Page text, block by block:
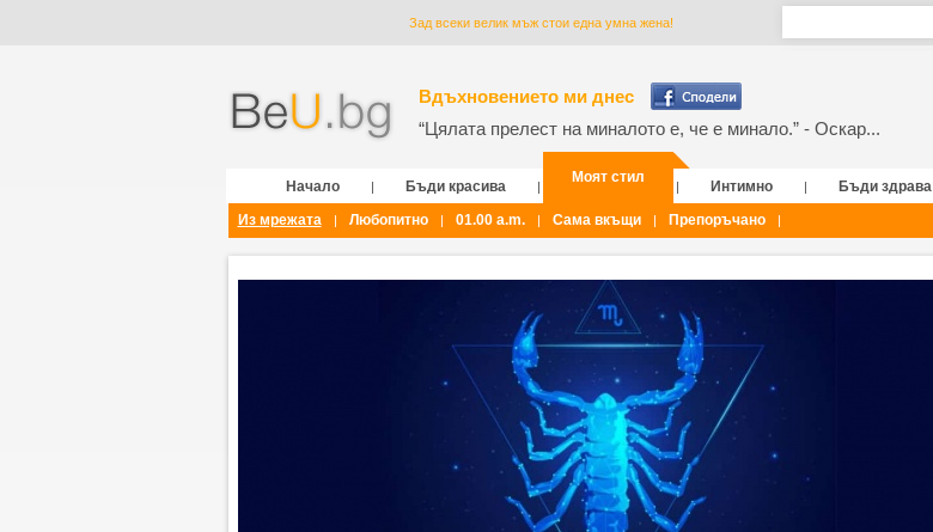
Зад всеки велик мъж стои една умна жена!
Вдъхновението ми днес
“Цялата прелест на миналото е, че е минало.” - Оскар...
Начало | Бъди красива |
Моят стил
| Интимно | Бъди здрава
Из мрежата
| Любопитно | 01.00 a.m. | Сама вкъщи | Препоръчано |